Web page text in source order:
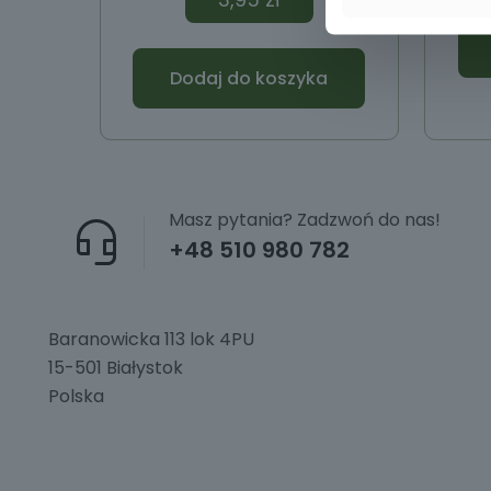
Dodaj do koszyka
+48 510 980 782
Masz pytania? Zadzwoń do nas!
Baranowicka 113 lok 4PU
15-501 Białystok
Polska